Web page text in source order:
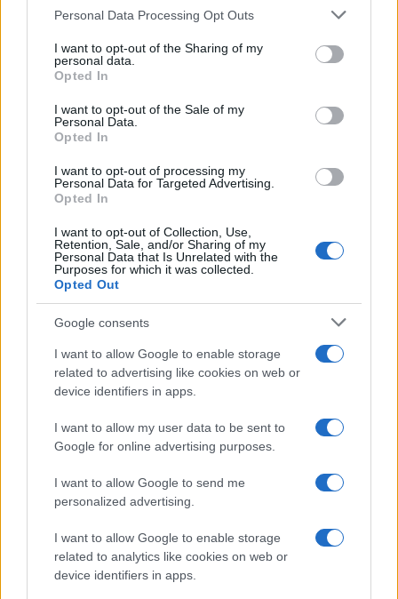
Please note that this website/app uses one or more Google
not limited to your visit or usage behaviour. You may click to
grant or deny consent to Google and its third-party tags to
use your data for below specified purposes in below Google
consent section.
Personal Data Processing Opt Outs
I want to opt-out of the Sharing of my
personal data.
Opted In
I want to opt-out of the Sale of my
Personal Data.
Opted In
I want to opt-out of processing my
Personal Data for Targeted Advertising.
Opted In
I want to opt-out of Collection, Use,
Retention, Sale, and/or Sharing of my
Personal Data that Is Unrelated with the
Purposes for which it was collected.
Opted Out
Google consents
I want to allow Google to enable storage
related to advertising like cookies on web or
device identifiers in apps.
I want to allow my user data to be sent to
Google for online advertising purposes.
I want to allow Google to send me
personalized advertising.
I want to allow Google to enable storage
related to analytics like cookies on web or
device identifiers in apps.
Lucía Herrera · 5 Ago 2026
El Brent cae un 8.46% y arrastra a las materias primas
Lucía Herrera · 4 Ago 2026
COTIZACIONES CRYPTO
Nombre Precio
Bitcoin
(BTC)
$64,437.00
Ethereum
(ETH)
$1,906.28